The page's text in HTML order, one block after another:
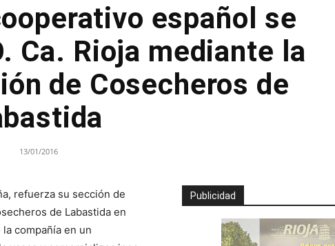
español se
Ca. Rioja mediante la
de Cosecheros de
13/01/2016
refuerza su sección de
de Labastida en
compañía en un
Publicidad